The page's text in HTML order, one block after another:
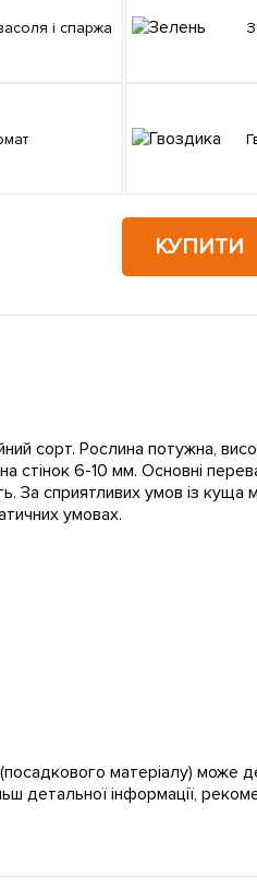
і спаржа
КУПИТИ
сорт. Рослина потужна,
стінок 6-10 мм. Основні
За сприятливих умов із куща
умовах.
матеріалу) може
детальної інформації,